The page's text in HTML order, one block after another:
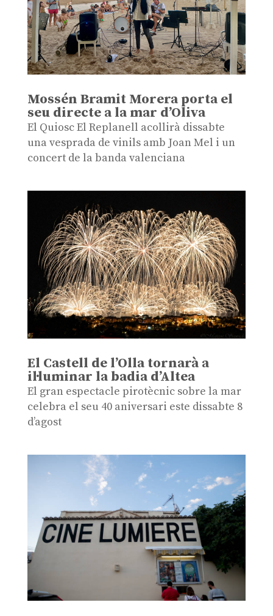
Mossén Bramit Morera porta el
seu directe a la mar d’Oliva
El Quiosc El Replanell acollirà dissabte
una vesprada de vinils amb Joan Mel i un
concert de la banda valenciana
El Castell de l’Olla tornarà a
il·luminar la badia d’Altea
El gran espectacle pirotècnic sobre la mar
celebra el seu 40 aniversari este dissabte 8
d’agost